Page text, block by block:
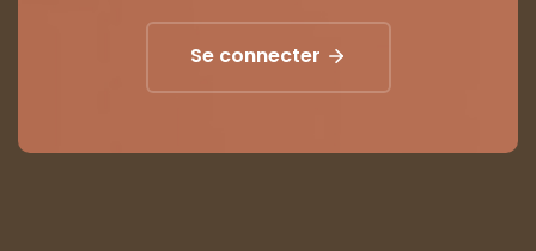
Se connecter